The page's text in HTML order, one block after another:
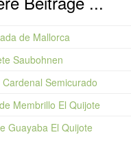
de Mallorca
Saubohnen
Semicurado
Membrillo El Quijote
Guayaba El Quijote